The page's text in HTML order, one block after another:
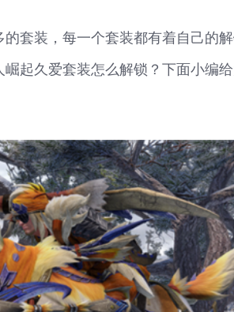
套装，每一个套装都有着自己的
起久爱套装怎么解锁？下面小编